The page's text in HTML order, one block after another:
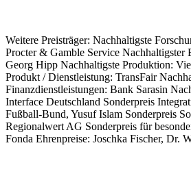
Weitere Preisträger: Nachhaltigste
Procter & Gamble Service Nachhaltigster
Georg Hipp Nachhaltigste Produktion:
Produkt / Dienstleistung: TransFair
Finanzdienstleistungen: Bank Sarasin
Interface Deutschland Sonderpreis
Fußball-Bund, Yusuf Islam Sonderpreis
Regionalwert AG Sonderpreis für
Fonda Ehrenpreise: Joschka Fischer, Dr.